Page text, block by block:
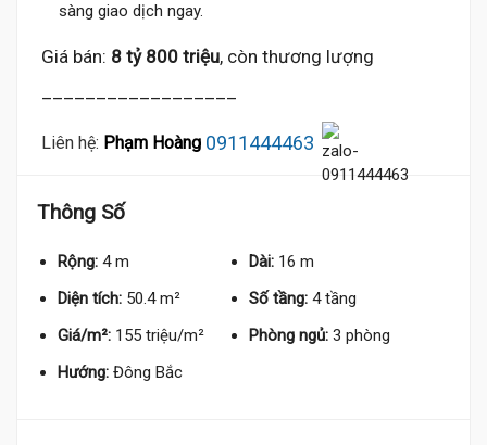
sàng giao dịch ngay.
Giá bán: 8 tỷ 800 triệu, còn thương lượng
Liên hệ: Phạm Hoàng 0911444463
Thông Số
Rộng: 4 m Dài: 16 m
Diện tích: 50.4 m² Số tầng: 4 tầng
Giá/m²: 155 triệu/m² Phòng ngủ: 3 phòng
Hướng: Đông Bắc